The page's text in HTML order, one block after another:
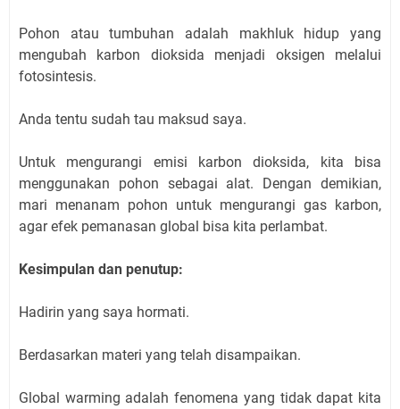
Pohon atau tumbuhan adalah makhluk hidup yang
mengubah karbon dioksida menjadi oksigen melalui
fotosintesis.
Anda tentu sudah tau maksud saya.
Untuk mengurangi emisi karbon dioksida, kita bisa
menggunakan pohon sebagai alat. Dengan demikian,
mari menanam pohon untuk mengurangi gas karbon,
agar efek pemanasan global bisa kita perlambat.
Kesimpulan dan penutup:
Hadirin yang saya hormati.
Berdasarkan materi yang telah disampaikan.
Global warming adalah fenomena yang tidak dapat kita